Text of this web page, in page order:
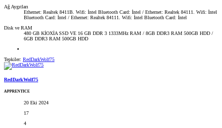
Ağ Aygıtları
Ethernet: Realtek 8411B. Wifi: İntel Bluetooth Card: İntel / Ethernet: Realtek 84111. Wifi: İntel
Bluetooth Card: İntel / Ethernet: Realtek 84111. Wifi: İntel Bluetooth Card: İntel
Disk ve RAM
480 GB KİOXİA SSD VE 16 GB DDR 3 1333MHz RAM / 8GB DDR3 RAM 500GB HDD /
6GB DDR3 RAM 500GB HDD
Tepkiler: RedDarkWolf75
RedDarkWolf75
APPRENTICE
20 Eki 2024
17
4